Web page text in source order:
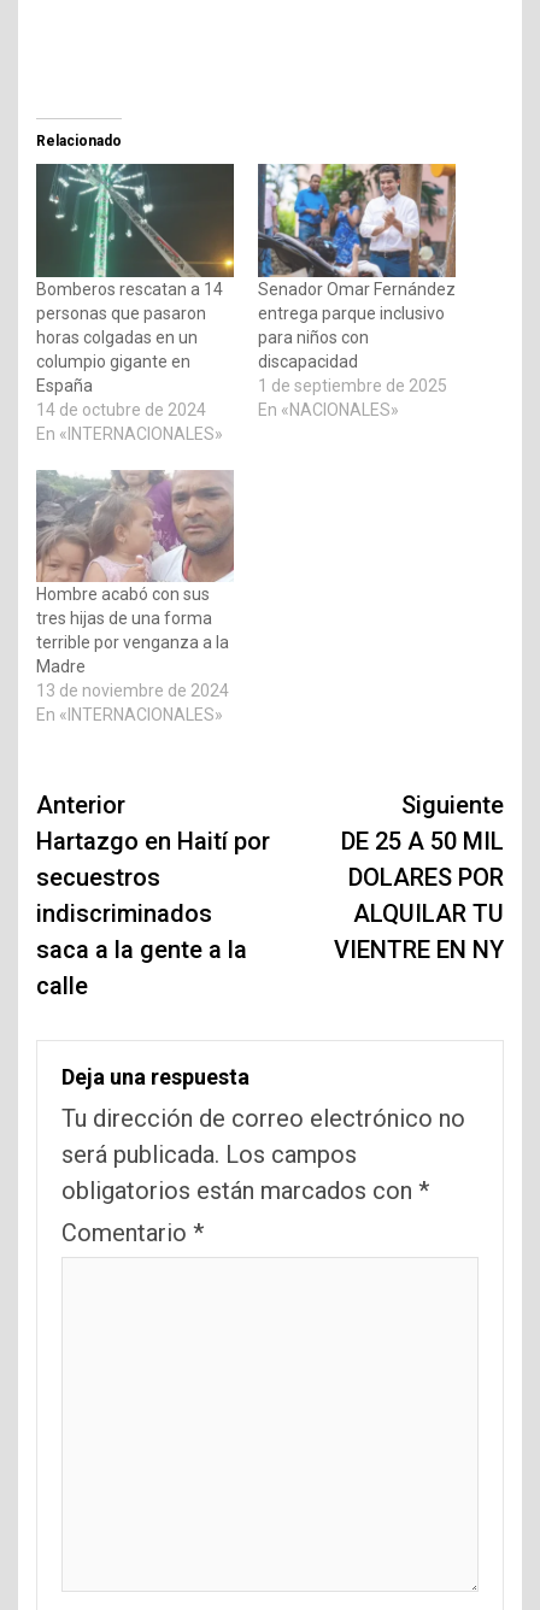
Relacionado
Bomberos rescatan a 14
personas que pasaron
horas colgadas en un
columpio gigante en
España
14 de octubre de 2024
En «INTERNACIONALES»
Senador Omar Fernández
entrega parque inclusivo
para niños con
discapacidad
1 de septiembre de 2025
En «NACIONALES»
Hombre acabó con sus
tres hijas de una forma
terrible por venganza a la
Madre
13 de noviembre de 2024
En «INTERNACIONALES»
Navegación
de
entradas
Anterior
Hartazgo en Haití por
secuestros
indiscriminados
saca a la gente a la
calle
Siguiente
DE 25 A 50 MIL
DOLARES POR
ALQUILAR TU
VIENTRE EN NY
Deja una respuesta
Tu dirección de correo electrónico no
será publicada. Los campos
obligatorios están marcados con *
Comentario *